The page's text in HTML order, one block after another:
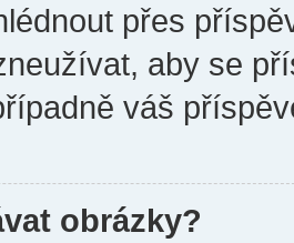
přes
aby se
váš
obrázky?